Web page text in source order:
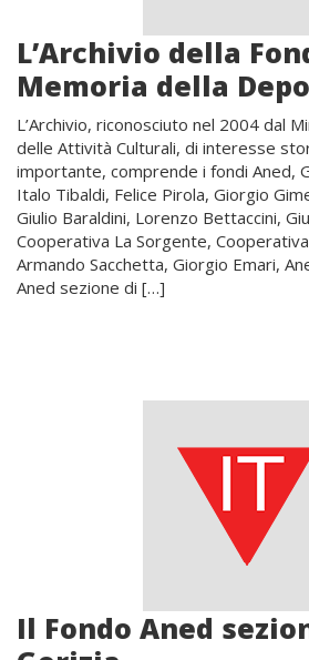
L’Archivio della
Memoria della
L’Archivio, riconosciuto nel 2004 dal
delle Attività Culturali, di interesse
importante, comprende i fondi Aned,
Italo Tibaldi, Felice Pirola, Giorgio
Giulio Baraldini, Lorenzo Bettaccini,
Cooperativa La Sorgente,
Armando Sacchetta, Giorgio Emari,
Aned sezione di […]
Il Fondo Aned